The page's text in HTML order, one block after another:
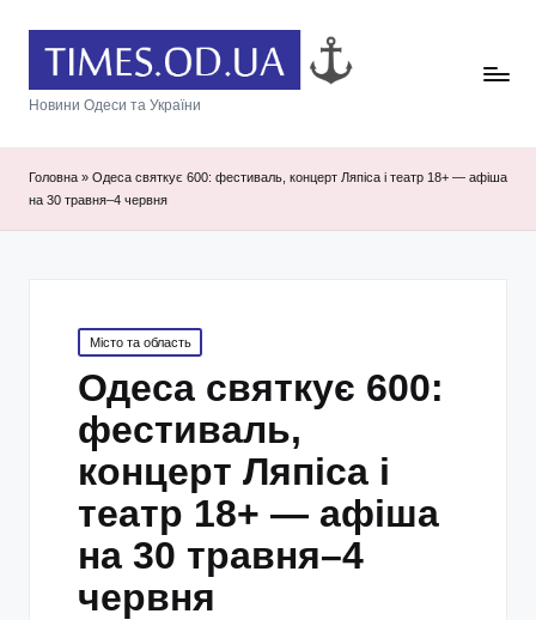
Новини Одеси та України
Головна » Одеса святкує 600: фестиваль, концерт Ляпіса і театр 18+ — афіша
на 30 травня–4 червня
Posted
in
Місто та область
Одеса святкує 600:
фестиваль,
концерт Ляпіса і
театр 18+ — афіша
на 30 травня–4
червня